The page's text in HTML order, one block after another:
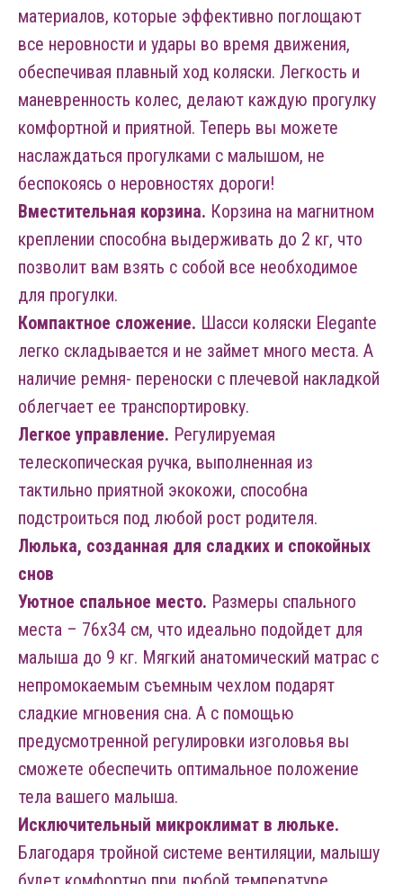
материалов, которые эффективно поглощают
все неровности и удары во время движения,
обеспечивая плавный ход коляски. Легкость и
маневренность колес, делают каждую прогулку
комфортной и приятной. Теперь вы можете
наслаждаться прогулками с малышом, не
беспокоясь о неровностях дороги!
Вместительная корзина. Корзина на магнитном
креплении способна выдерживать до 2 кг, что
позволит вам взять с собой все необходимое
для прогулки.
Компактное сложение. Шасси коляски Elegante
легко складывается и не займет много места. А
наличие ремня- переноски с плечевой накладкой
облегчает ее транспортировку.
Легкое управление. Регулируемая
телескопическая ручка, выполненная из
тактильно приятной экокожи, способна
подстроиться под любой рост родителя.
Люлька, созданная для сладких и спокойных
снов
Уютное спальное место. Размеры спального
места – 76х34 см, что идеально подойдет для
малыша до 9 кг. Мягкий анатомический матрас с
непромокаемым съемным чехлом подарят
сладкие мгновения сна. А с помощью
предусмотренной регулировки изголовья вы
сможете обеспечить оптимальное положение
тела вашего малыша.
Исключительный микроклимат в люльке.
Благодаря тройной системе вентиляции, малышу